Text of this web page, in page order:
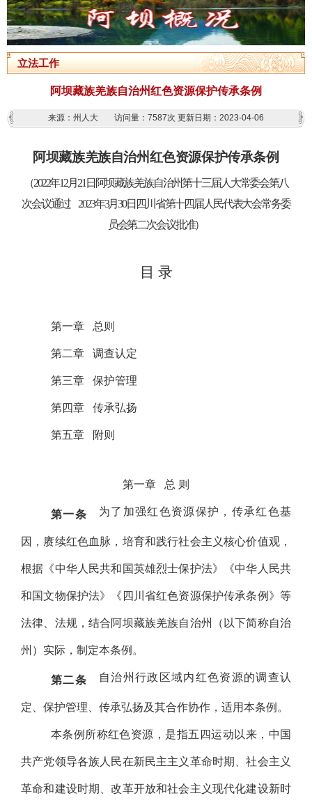
立法工作
阿坝藏族羌族自治州红色资源保护传承条例
来源：州人大 访问量： 7587次 更新日期：2023-04-06
阿坝藏族羌族自治州红色资源保护传承条例
（2022年12月21 日阿坝藏族羌族自治州第十三届人大常委会第八
次会议通过
2023年3月30日四川省第十四届人民代表大会常务委
员会第二次会议批准）
目 录
第一章 总则
第二章 调查认定
第三章 保护管理
第四章 传承弘扬
第五章 附则
第一章 总 则
第一条 为了加强红色资源保护，传承红色基
因，赓续红色血脉，培育和践行社会主义核心价值观，
根据《中华人民共和国英雄烈士保护法》《中华人民共
和国文物保护法》《四川省红色资源保护传承条例》等
法律、法规，结合阿坝藏族羌族自治州（以下简称自治
州）实际，制定本条例。
第二条 自治州行政区域内红色资源的调查认
定、保护管理、传承弘扬及其合作协作，适用本条例。
本条例所称红色资源，是指五四运动以来，中国
共产党领导各族人民在新民主主义革命时期、社会主义
革命和建设时期、改革开放和社会主义现代化建设新时